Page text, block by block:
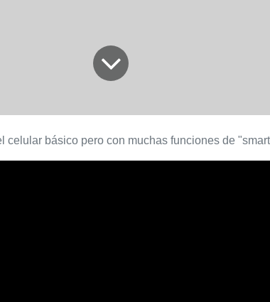
celular básico pero con muchas funciones de